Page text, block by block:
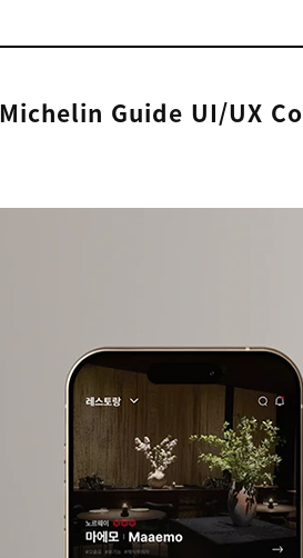
Michelin Guide UI/UX